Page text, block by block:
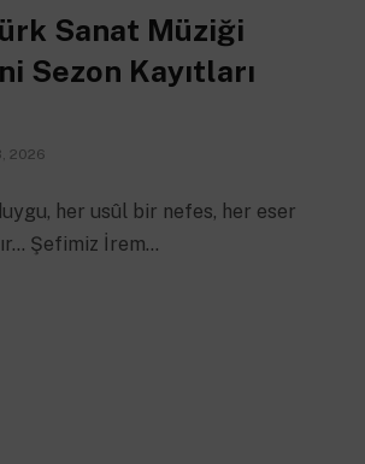
Sanat Müziği
Sezon Kayıtları
2026
her usûl bir nefes, her eser
Şefimiz İrem…